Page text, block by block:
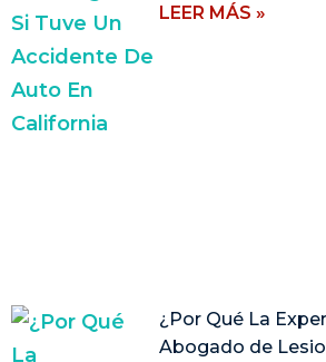
LEER MÁS »
¿Por Qué La
Abogado de